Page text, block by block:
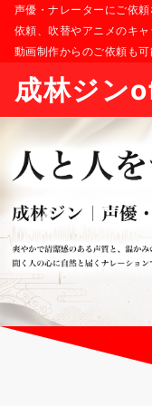
声優・ナレーターにご依
依頼、吹替やアニメのキ
動画制作からのご依頼も可
成林ジン